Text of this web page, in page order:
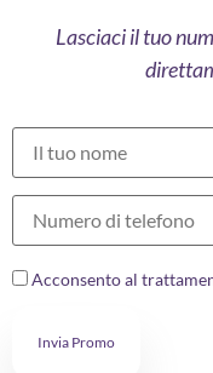
Lasciaci il tuo
Acconsento al
Invia Promo